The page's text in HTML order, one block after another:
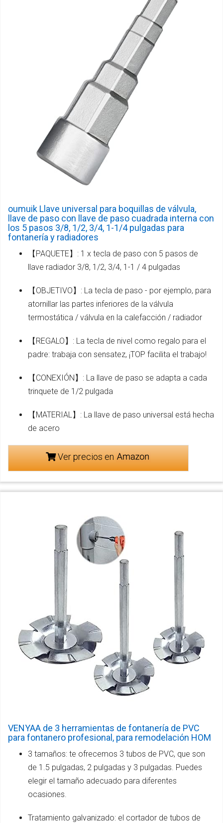
oumuik Llave universal para boquillas de válvula,
llave de paso con llave de paso cuadrada interna con
los 5 pasos 3/8, 1/2, 3/4, 1-1/4 pulgadas para
fontanería y radiadores
【PAQUETE】: 1 x tecla de paso con 5 pasos de
llave radiador 3/8, 1/2, 3/4, 1-1 / 4 pulgadas
【OBJETIVO】: La tecla de paso - por ejemplo, para
atornillar las partes inferiores de la válvula
termostática / válvula en la calefacción / radiador
【REGALO】: La tecla de nivel como regalo para el
padre: trabaja con sensatez, ¡TOP facilita el trabajo!
【CONEXIÓN】: La llave de paso se adapta a cada
trinquete de 1/2 pulgada
【MATERIAL】: La llave de paso universal está hecha
de acero
Ver precios en
VENYAA de 3 herramientas de fontanería de PVC
para fontanero profesional, para remodelación HOM
3 tamaños: te ofrecemos 3 tubos de PVC, que son
de 1.5 pulgadas, 2 pulgadas y 3 pulgadas. Puedes
elegir el tamaño adecuado para diferentes
ocasiones.
Tratamiento galvanizado: el cortador de tubos de